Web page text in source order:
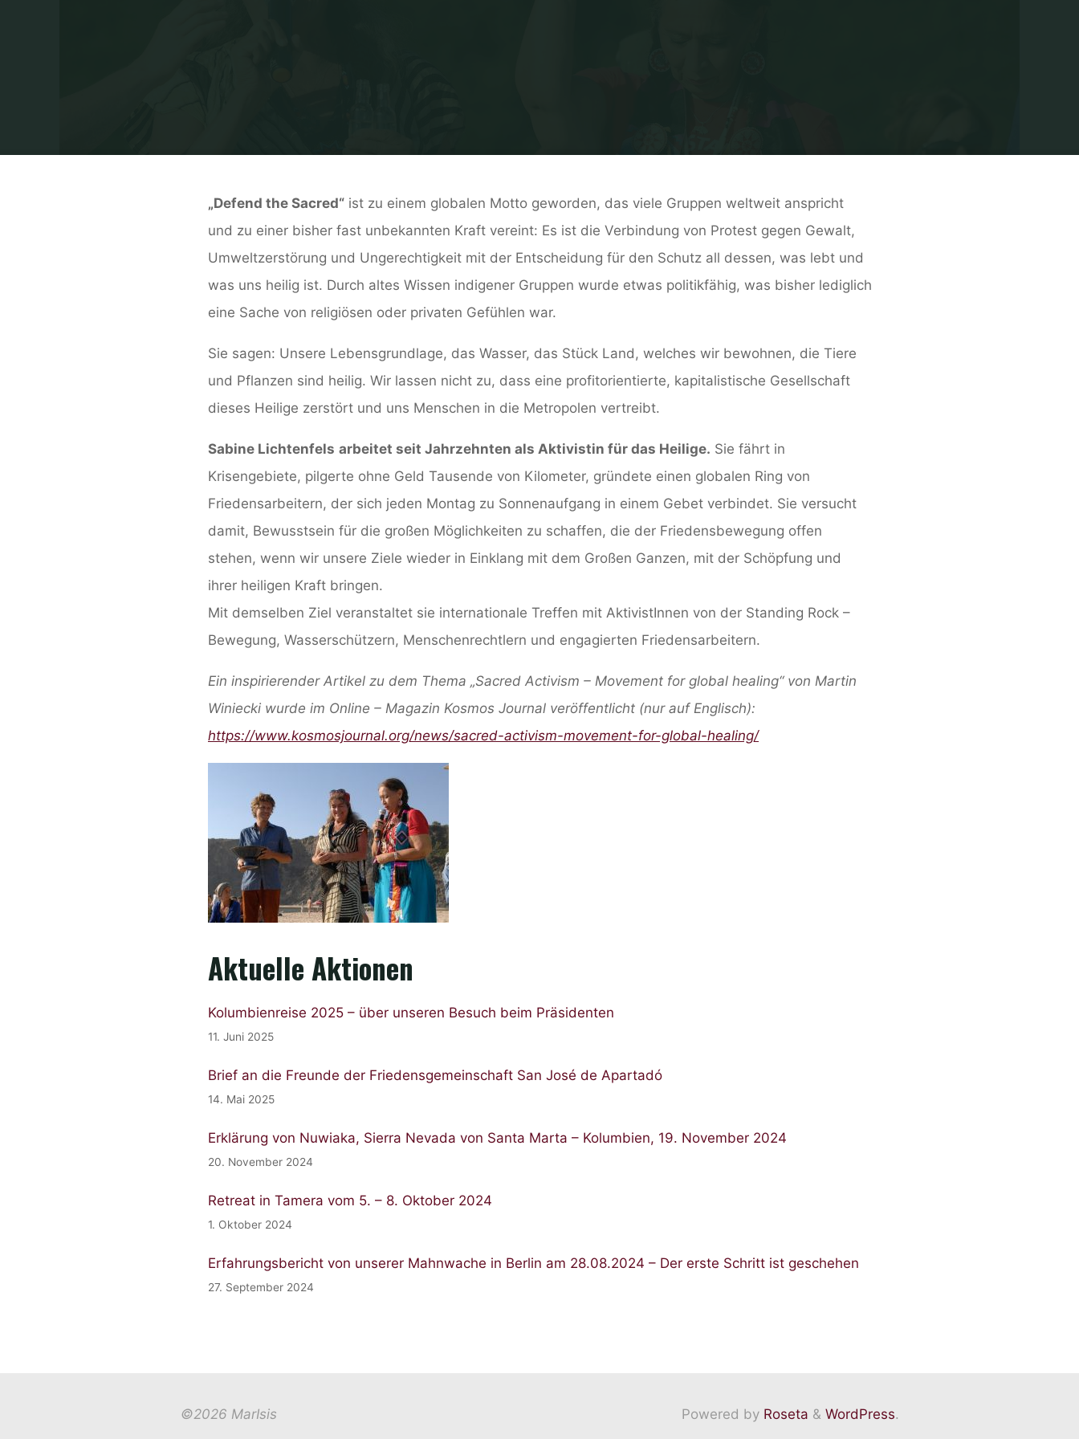
„Defend the Sacred“ist zu einem globalen Motto geworden, das viele Gruppen weltweit anspricht
und zu einer bisher fast unbekannten Kraft vereint: Es ist die Verbindung von Protest gegen Gewalt,
Umweltzerstörung und Ungerechtigkeit mit der Entscheidung fürden Schutz all dessen, was lebt und
was uns heilig ist. Durch altes Wissen indigener Gruppen wurde etwas politikfähig, was bisher lediglich
eine Sache von religiösen oder privaten Gefühlen war.
Sie sagen: Unsere Lebensgrundlage, das Wasser, das Stück Land, welches wir bewohnen, die Tiere
und Pflanzen sind heilig. Wir lassen nicht zu, dass eine profitorientierte, kapitalistische Gesellschaft
dieses Heilige zerstört und uns Menschen in die Metropolen vertreibt.
Sabine Lichtenfels arbeitet seit Jahrzehnten als Aktivistin für das Heilige. Sie fährt in
Krisengebiete, pilgerte ohne Geld Tausende von Kilometer, gründete einen globalen Ring von
Friedensarbeitern, der sich jeden Montag zu Sonnenaufgang in einem Gebet verbindet. Sie versucht
damit, Bewusstsein für die großen Möglichkeiten zu schaffen, die der Friedensbewegung offen
stehen, wenn wir unsere Ziele wieder in Einklang mit dem Großen Ganzen, mit der Schöpfung und
ihrer heiligen Kraft bringen.
Mit demselben Ziel veranstaltet sie internationale Treffen mit AktivistInnen von der Standing Rock –
Bewegung, Wasserschützern, Menschenrechtlern und engagierten Friedensarbeitern.
Ein inspirierender Artikel zu dem Thema „Sacred Activism – Movement for global healing“ von Martin
Winiecki wurde im Online – Magazin Kosmos Journal veröffentlicht (nur auf Englisch):
https://www.kosmosjournal.org/news/sacred-activism-movement-for-global-healing/
Aktuelle Aktionen
Kolumbienreise 2025 – über unseren Besuch beim Präsidenten
11. Juni 2025
Brief an die Freunde der Friedensgemeinschaft San José de Apartadó
14. Mai 2025
Erklärung von Nuwiaka, Sierra Nevada von Santa Marta – Kolumbien, 19. November 2024
20. November 2024
Retreat in Tamera vom 5. – 8. Oktober 2024
1. Oktober 2024
Erfahrungsbericht von unserer Mahnwache in Berlin am 28.08.2024 – Der erste Schritt ist geschehen
27. September 2024
Powered byRoseta & WordPress.
©2026 MarIsis